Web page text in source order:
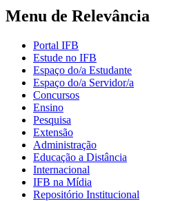
Menu de Relevância
Portal IFB
Estude no IFB
Espaço do/a Estudante
Espaço do/a Servidor/a
Concursos
Ensino
Pesquisa
Extensão
Administração
Educação a Distância
Internacional
IFB na Mídia
Repositório Institucional